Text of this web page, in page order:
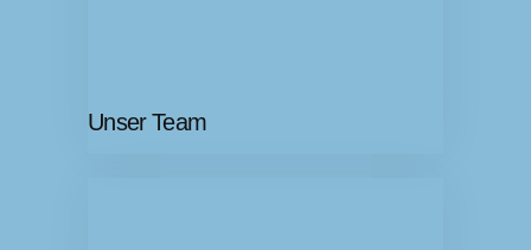
Unser Team